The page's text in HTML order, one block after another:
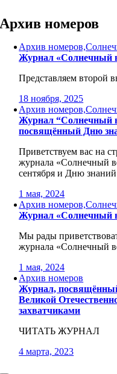
to
content
Архив номеров
Архив
Журнал «Солнечный
Представляем второй
18 ноября, 2025
Архив
Журнал “Солнечный
посвящённый Дню
Приветствуем вас на
журнала «Солнечный
сентября и Дню
1 мая, 2024
Архив
Журнал «Солнечный
Мы рады
журнала «Солнечный
1 мая, 2024
Архив номеров
Журнал, посвящённый
Великой
захватчиками
ЧИТАТЬ ЖУРНАЛ
4 марта, 2023